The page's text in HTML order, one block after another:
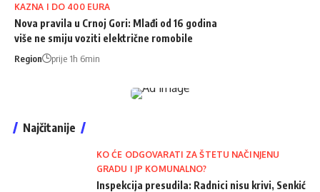
KAZNA I DO 400 EURA
Nova pravila u Crnoj Gori: Mlađi od 16 godina
više ne smiju voziti električne romobile
Region prije 1h 6min
Najčitanije
KO ĆE ODGOVARATI ZA ŠTETU NAČINJENU
GRADU I JP KOMUNALNO?
Inspekcija presudila: Radnici nisu krivi, Senkić